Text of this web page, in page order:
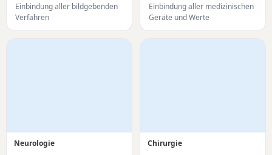
Einbindung aller bildgebenden
Verfahren
Einbindung aller medizinischen
Geräte und Werte
Neurologie
Chirurgie